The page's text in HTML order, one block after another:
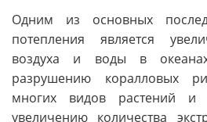
Одним из основных
потепления является
воздуха и воды в
разрушению коралловых
многих видов растений и
увеличению количества